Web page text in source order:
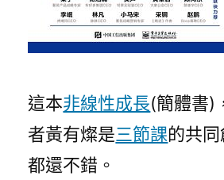
這本非線性成長(簡體書)
者黃有燦是三節課的共
都還不錯。